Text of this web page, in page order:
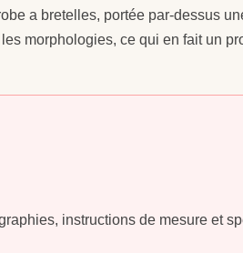
a bretelles, portée par-dessus
morphologies, ce qui en fait un
instructions de mesure et